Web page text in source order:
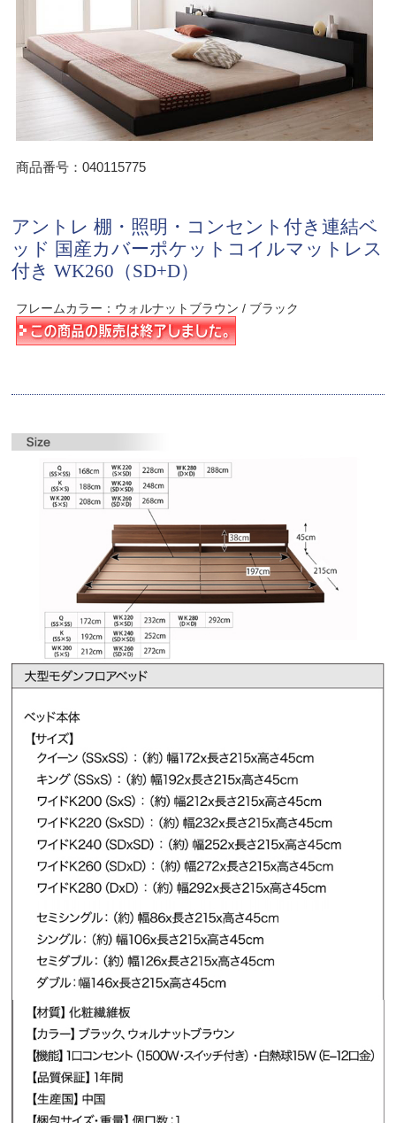
商品番号：040115775
アントレ 棚・照明・コンセント付き連結ベ
ッド 国産カバーポケットコイルマットレス
付き WK260（SD+D）
フレームカラー：ウォルナットブラウン / ブラック